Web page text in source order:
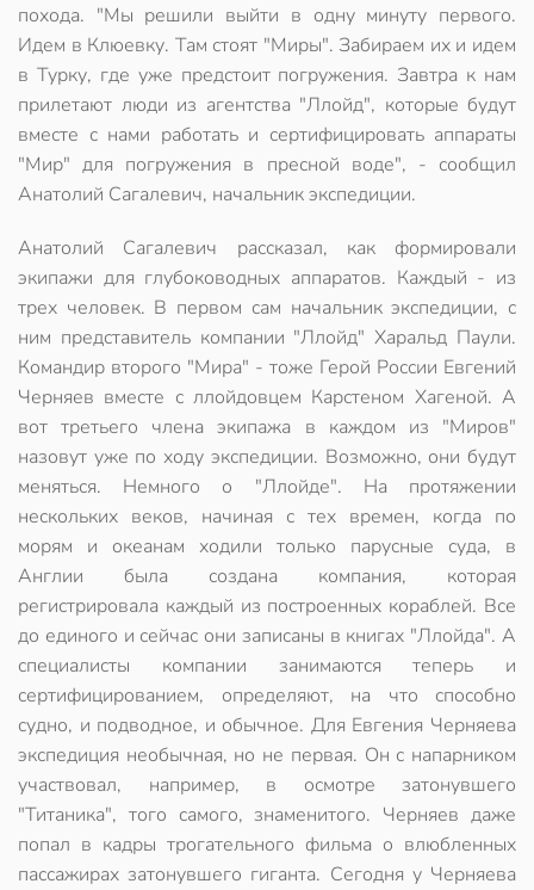
похода. "Мы решили выйти в одну минуту первого.
Идем в Клюевку. Там стоят "Миры". Забираем их и идем
в Турку, где уже предстоит погружения. Завтра к нам
прилетают люди из агентства "Ллойд", которые будут
вместе с нами работать и сертифицировать аппараты
"Мир" для погружения в пресной воде", - сообщил
Анатолий Сагалевич, начальник экспедиции.
Анатолий Сагалевич рассказал, как формировали
экипажи для глубоководных аппаратов. Каждый - из
трех человек. В первом сам начальник экспедиции, с
ним представитель компании "Ллойд" Харальд Паули.
Командир второго "Мира" - тоже Герой России Евгений
Черняев вместе с ллойдовцем Карстеном Хагеной. А
вот третьего члена экипажа в каждом из "Миров"
назовут уже по ходу экспедиции. Возможно, они будут
меняться. Немного о "Ллойде". На протяжении
нескольких веков, начиная с тех времен, когда по
морям и океанам ходили только парусные суда, в
Англии была создана компания, которая
регистрировала каждый из построенных кораблей. Все
до единого и сейчас они записаны в книгах "Ллойда". А
специалисты компании занимаются теперь и
сертифицированием, определяют, на что способно
судно, и подводное, и обычное. Для Евгения Черняева
экспедиция необычная, но не первая. Он с напарником
участвовал, например, в осмотре затонувшего
"Титаника", того самого, знаменитого. Черняев даже
попал в кадры трогательного фильма о влюбленных
пассажирах затонувшего гиганта. Сегодня у Черняева